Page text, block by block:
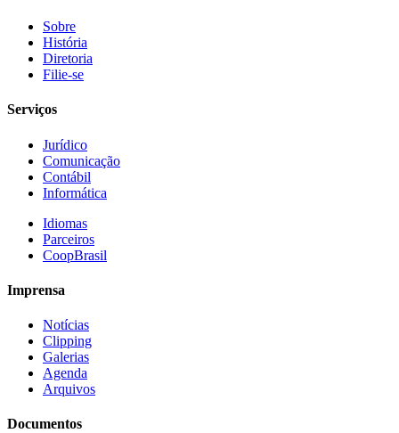
Sobre
História
Diretoria
Filie-se
Serviços
Jurídico
Comunicação
Contábil
Informática
Idiomas
Parceiros
CoopBrasil
Imprensa
Notícias
Clipping
Galerias
Agenda
Arquivos
Documentos